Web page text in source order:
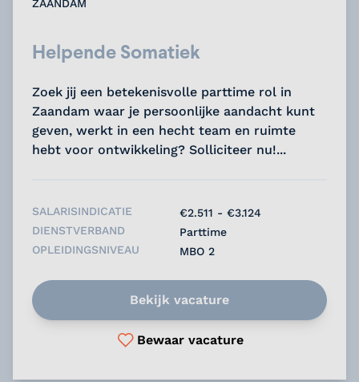
ZAANDAM
Helpende Somatiek
Zoek jij een betekenisvolle parttime rol in
Zaandam waar je persoonlijke aandacht kunt
geven, werkt in een hecht team en ruimte
hebt voor ontwikkeling? Solliciteer nu!...
SALARISINDICATIE
€2.511 - €3.124
DIENSTVERBAND
Parttime
OPLEIDINGSNIVEAU
MBO 2
Bekijk vacature
Bewaar vacature